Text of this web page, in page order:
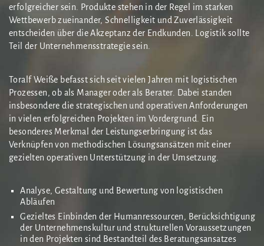
erfolgreicher sein. Produkte stehen in der Regel im starken
Wettbewerb zueinander, Schnelligkeit und Zuverlässigkeit
entscheiden über die Akzeptanz der Endkunden. Logistik sollte
Teil der Unternehmensstrategie sein.
Toralf Weiße befasst sich seit vielen Jahren mit logistischen
Prozessen, ob als Manager oder als Berater. Dabei standen
insbesondere die strategischen und operativen Anforderungen
in vielen erfolgreichen Projekten im Vordergrund. Ein
besonderes Merkmal der Leistungserbringung ist das
Verknüpfen von methodischen Lösungsansätzen mit einer
gezielten operativen Unterstützung in der Umsetzung.
Analyse, Gestaltung und Bewertung von logistischen
Abläufen
Gezieltes Einbinden der Humanressourcen, Berücksichtigung
der Unternehmenskultur und strukturellen Voraussetzungen
in den Projekten sind Bestandteil des Beratungsansatzes